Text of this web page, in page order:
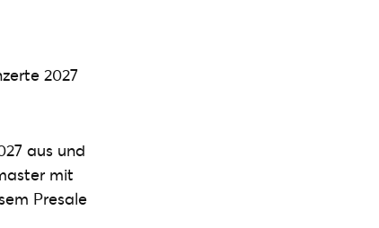
2027
aus und
mit
Presale